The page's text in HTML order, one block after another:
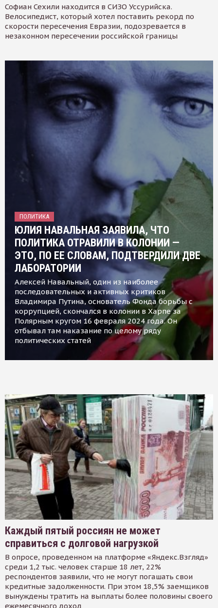
Софиан Сехили находится в СИЗО Уссурийска.
Велосипедист, который хотел поставить рекорд по
скорости пересечения Евразии, подозревается в
незаконном пересечении российской границы
ПОЛИТИКА
ЮЛИЯ НАВАЛЬНАЯ ЗАЯВИЛА, ЧТО
ПОЛИТИКА ОТРАВИЛИ В КОЛОНИИ —
ЭТО, ПО ЕЕ СЛОВАМ, ПОДТВЕРДИЛИ ДВЕ
ЛАБОРАТОРИИ
Алексей Навальный, один из наиболее
последовательных и активных критиков
Владимира Путина, основатель Фонда борьбы с
коррупцией, скончался в колонии в Харпе за
Полярным кругом 16 февраля 2024 года. Он
отбывал там наказание по целому ряду
политических статей
Каждый пятый россиян не может
справиться с долговой нагрузкой
В опросе, проведенном на платформе «Яндекс.Взгляд»
среди 1,2 тыс. человек старше 18 лет, 22%
респондентов заявили, что не могут погашать свои
кредитные задолженности. При этом 18,5% заемщиков
вынуждены тратить на выплаты более половины своего
ежемесячного доход